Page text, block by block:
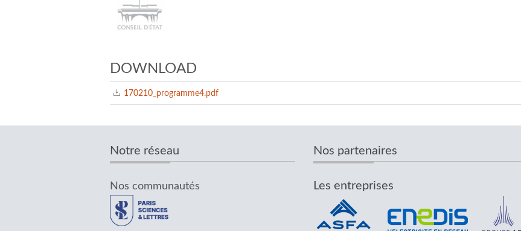
DOWNLOAD
170210_programme4.pdf
Notre réseau
Nos communautés
Nos partenaires
Les entreprises